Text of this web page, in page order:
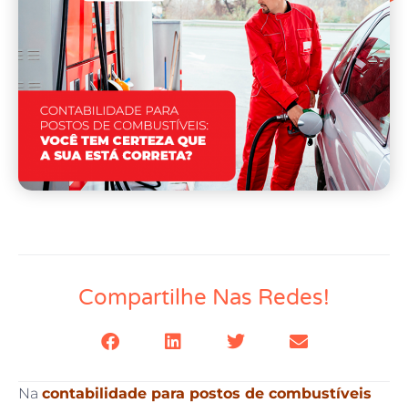
Compartilhe Nas Redes!
Na contabilidade para postos de combustíveis